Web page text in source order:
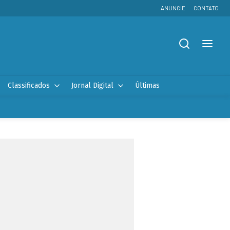
ANUNCIE CONTATO
Classificados Jornal Digital Últimas